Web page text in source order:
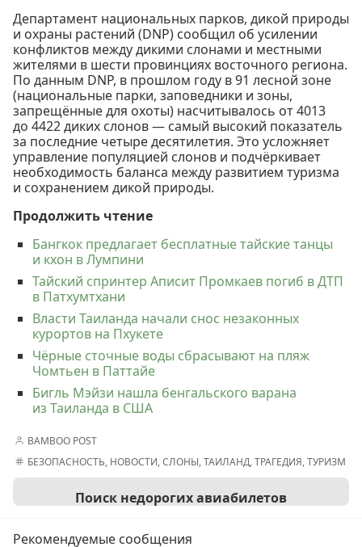
Департамент национальных парков, дикой природы
и охраны растений (DNP) сообщил об усилении
конфликтов между дикими слонами и местными
жителями в шести провинциях восточного региона.
По данным DNP, в прошлом году в 91 лесной зоне
(национальные парки, заповедники и зоны,
запрещённые для охоты) насчитывалось от 4013
до 4422 диких слонов — самый высокий показатель
за последние четыре десятилетия. Это усложняет
управление популяцией слонов и подчёркивает
необходимость баланса между развитием туризма
и сохранением дикой природы.
Продолжить чтение
Бангкок предлагает бесплатные тайские танцы
и кхон в Лумпини
Тайский спринтер Аписит Промкаев погиб в ДТП
в Патхумтхани
Власти Таиланда начали снос незаконных
курортов на Пхукете
Чёрные сточные воды сбрасывают на пляж
Чомтьен в Паттайе
Бигль Мэйзи нашла бенгальского варана
из Таиланда в США
BAMBOO POST
БЕЗОПАСНОСТЬ, НОВОСТИ,СЛОНЫ,ТАИЛАНД,ТРАГЕДИЯ,ТУРИЗМ
Поиск недорогих авиабилетов
Рекомендуемые сообщения